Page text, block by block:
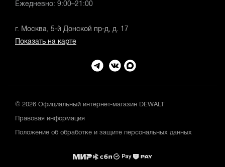
Ежедневно: 9:00–21:00
г. Москва, 5-й Донской пр-д, д. 17
Показать на карте
© 2026 Официальный интернет-магазин DEWALT
Правовая информация
Положение об обработке и защите персональных данных